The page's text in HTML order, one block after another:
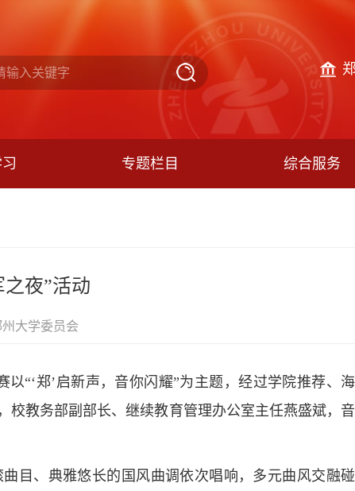
专题栏目 综合服务
夜”活动
大学委员会
“‘郑’启新声，音你闪耀”为主题，经过学院推荐、海
校教务部副部长、继续教育管理办公室主任燕盛斌，音
目、典雅悠长的国风曲调依次唱响，多元曲风交融碰